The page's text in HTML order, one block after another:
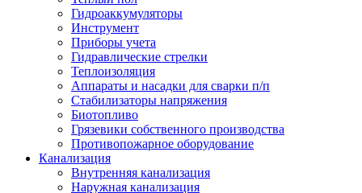
Гидроаккумуляторы
Инструмент
Приборы учета
Гидравлические стрелки
Теплоизоляция
Аппараты и насадки для сварки п/п
Стабилизаторы напряжения
Биотопливо
Грязевики собственного производства
Противопожарное оборудование
Канализация
Внутренняя канализация
Наружная канализация